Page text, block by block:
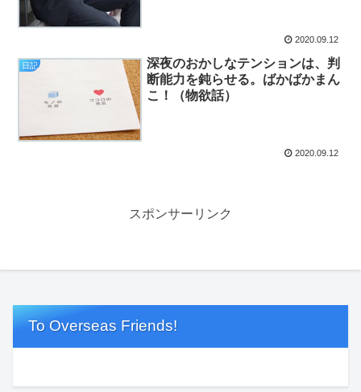
2020.09.12
日記
深夜のおかしなテンションは、判
断能力を鈍らせる。ばかばかまん
こ！（物欲話）
2020.09.12
スポンサーリンク
To Overseas Friends!